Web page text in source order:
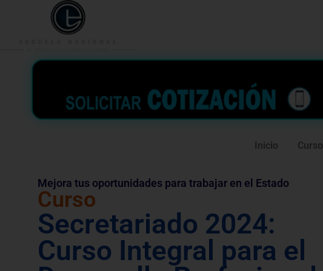
Inicio Curso
Mejora tus oportunidades para trabajar en el Estado
Curso
Secretariado 2024:
Curso Integral para el